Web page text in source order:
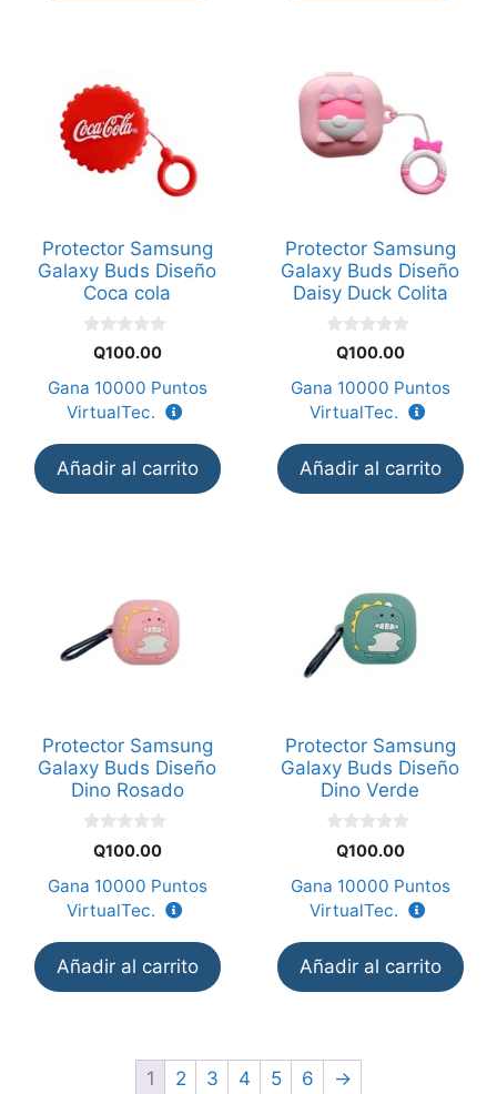
Protector Samsung
Galaxy Buds Diseño
Coca cola
5
Q100.00
Gana 10000 Puntos
VirtualTec.
Añadir al carrito
Protector Samsung
Galaxy Buds Diseño
Daisy Duck Colita
5
Q100.00
Gana 10000 Puntos
VirtualTec.
Añadir al carrito
Protector Samsung
Galaxy Buds Diseño
Dino Rosado
5
Q100.00
Gana 10000 Puntos
VirtualTec.
Añadir al carrito
Protector Samsung
Galaxy Buds Diseño
Dino Verde
5
Q100.00
Gana 10000 Puntos
VirtualTec.
Añadir al carrito
1 2 3 4 5 6 →